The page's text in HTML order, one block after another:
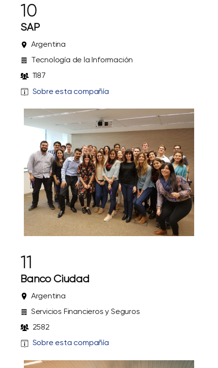
10
SAP
Argentina
Tecnología de la Información
1187
Sobre esta compañía
11
Banco Ciudad
Argentina
Servicios Financieros y Seguros
2582
Sobre esta compañía